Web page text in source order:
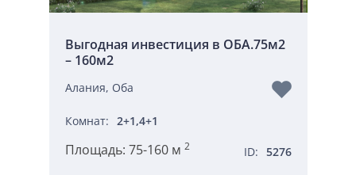
Выгодная инвестиция в ОБА.75м2
– 160м2
Алания, Оба
Комнат: 2+1,4+1
Площадь: 75-160 м 2 ID: 5276